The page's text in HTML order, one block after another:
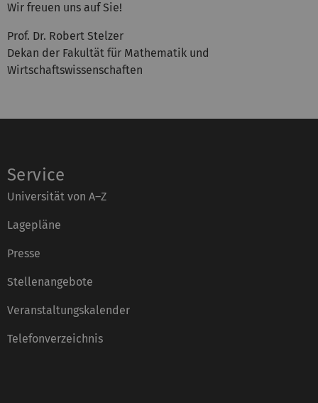
Wir freuen uns auf Sie!
Prof. Dr. Robert Stelzer
Dekan der Fakultät für Mathematik und
Wirtschaftswissenschaften
Service
Universität von A–Z
Lagepläne
Presse
Stellenangebote
Veranstaltungskalender
Telefonverzeichnis